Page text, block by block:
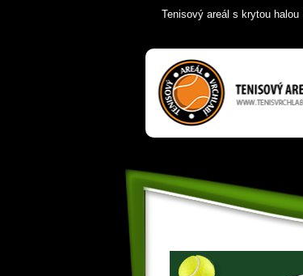
Tenisový areál s krytou halou
Tenis Vrchlabí
golfový trenažér,
sauna,
KrkonošeTenis